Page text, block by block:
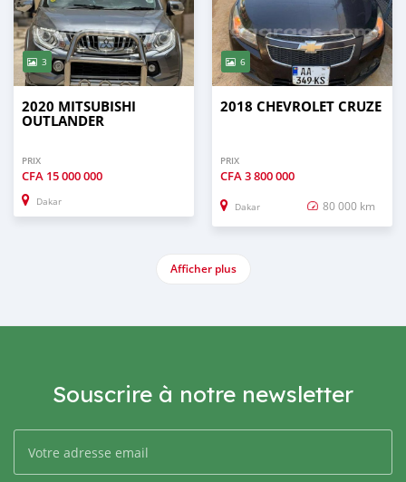
3
2020 MITSUBISHI
OUTLANDER
PRIX
CFA 15 000 000
Dakar
6
2018 CHEVROLET CRUZE
PRIX
CFA3 800 000
Dakar 80 000 km
Afficher plus
Souscrire à notre newsletter